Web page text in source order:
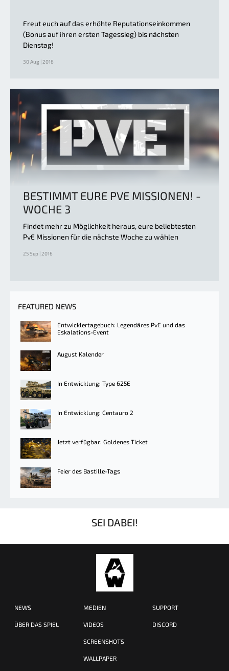
Freut euch auf das erhöhte Reputationseinkommen
(Bonus auf ihren ersten Tagessieg) bis nächsten
Dienstag!
30 Aug | 2016
BESTIMMT EURE PVE MISSIONEN! -
WOCHE 3
Findet mehr zu Möglichkeit heraus, eure beliebtesten
PvE Missionen für die nächste Woche zu wählen
25 Sep | 2016
FEATURED NEWS
Entwicklertagebuch: Legendäres PvE und das
Eskalations-Event
August Kalender
In Entwicklung: Type 625E
In Entwicklung: Centauro 2
Jetzt verfügbar: Goldenes Ticket
Feier des Bastille-Tags
SEI DABEI!
NEWS
ÜBER DAS SPIEL
MEDIEN
VIDEOS
SCREENSHOTS
WALLPAPER
SUPPORT
DISCORD